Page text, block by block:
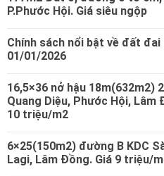
P.Phước Hội. Giá siêu ngộp
Chính sách nổi bật về đất
01/01/2026
16,5×36 nở hậu 18m(632m2)
Quang Diệu, Phước Hội, Lâm
10 triệu/m2
6×25(150m2) đường B KDC
Lagi, Lâm Đồng. Giá 9 triệu/